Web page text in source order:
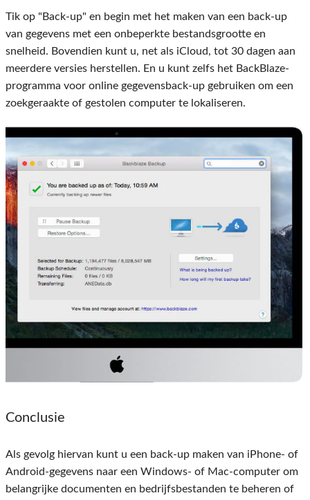
Tik op "Back-up" en begin met het maken van een back-up
van gegevens met een onbeperkte bestandsgrootte en
snelheid. Bovendien kunt u, net als iCloud, tot 30 dagen aan
meerdere versies herstellen. En u kunt zelfs het BackBlaze-
programma voor online gegevensback-up gebruiken om een ​​
zoekgeraakte of gestolen computer te lokaliseren.
Conclusie
Als gevolg hiervan kunt u een back-up maken van iPhone- of
Android-gegevens naar een Windows- of Mac-computer om
belangrijke documenten en bedrijfsbestanden te beheren of